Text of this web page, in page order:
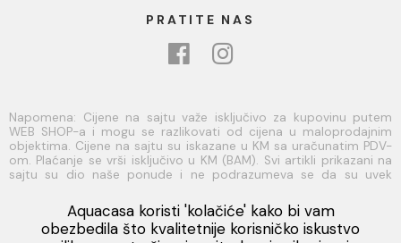
Viber
PRATITE NAS
Napomena: Cijene na sajtu važe isključivo za kupovinu putem
WEB SHOP-a i mogu se razlikovati od cijena u maloprodajnim
objektima. Cijene na sajtu su iskazane u KM sa uračunatim PDV-
om. Plaćanje se vrši isključivo u KM (BAM). Svi artikli prikazani na
sajtu su dio naše ponude i ne podrazumeva se da su uvek
su postavljeni tako da što je bolje moguće predstave svaki
proizvod ali ne možemo garantovati da su sve informacije
kompletne i bez grešaka. Sve informacije u vezi raspoloživosti
Aquacasa koristi 'kolačiće' kako bi vam
obezbedila što kvalitetnije korisničko iskustvo